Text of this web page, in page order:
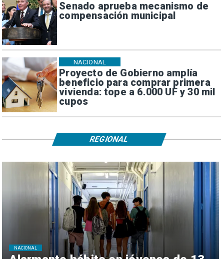
Senado aprueba mecanismo de
compensación municipal
Proyecto de Gobierno amplía
beneficio para comprar primera
vivienda: tope a 6.000 UF y 30 mil
cupos
NACIONAL
NACIONAL
REGIONAL